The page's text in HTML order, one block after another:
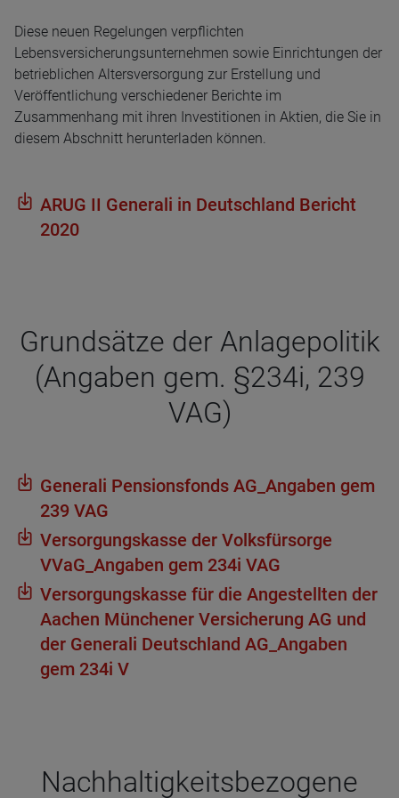
Diese neuen Regelungen verpflichten
Lebensversicherungsunternehmen sowie Einrichtungen der
betrieblichen Altersversorgung zur Erstellung und
Veröffentlichung verschiedener Berichte im
Zusammenhang mit ihren Investitionen in Aktien, die Sie in
diesem Abschnitt herunterladen können.
ARUG II Gene­rali in Deutsch­land Bericht
2020
Grund­sätze der Anla­ge­po­li­tik
(Anga­ben gem. §234i, 239
VAG)
Gene­rali Pen­si­ons­fonds AG_Anga­ben gem
239 VAG
Ver­sor­gungs­kasse der Volks­für­sorge
VVaG_Anga­ben gem 234i VAG
Ver­sor­gungs­kasse für die Ange­stell­ten der
Aachen Mün­che­ner Ver­si­che­rung AG und
der Gene­rali Deutsch­land AG_Anga­ben
gem 234i V
Nach­hal­tig­keits­be­zo­gene